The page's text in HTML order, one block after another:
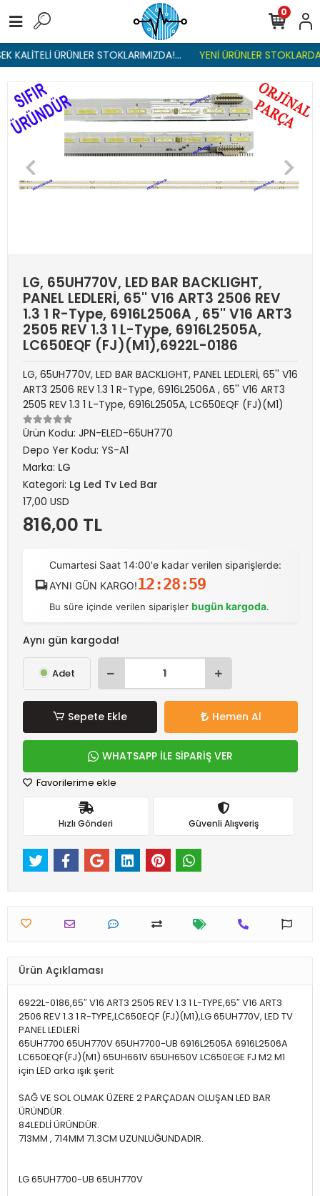
KALİTELİ ÜRÜNLER STOKLARIMIZDA!... YENİ ÜRÜNLER
0
LG, 65UH770V, LED BAR BACKLIGHT,
PANEL LEDLERİ, 65'' V16 ART3 2506 REV
1.3 1 R-Type, 6916L2506A , 65'' V16 ART3
2505 REV 1.3 1 L-Type, 6916L2505A,
LC650EQF (FJ)(M1),6922L-0186
LG, 65UH770V, LED BAR BACKLIGHT, PANEL LEDLERİ, 65'' V16
ART3 2506 REV 1.3 1 R-Type, 6916L2506A , 65'' V16 ART3
2505 REV 1.3 1 L-Type, 6916L2505A, LC650EQF (FJ)(M1)
Ürün Kodu: JPN-ELED-65UH770
Depo Yer Kodu: YS-A1
Marka: LG
Kategori: Lg Led Tv Led Bar
17,00 USD
816,00 TL
Cumartesi Saat 14:00'e kadar verilen siparişlerde:
AYNI GÜN KARGO!12:28:59
Bu süre içinde verilen siparişler bugün kargoda.
Aynı gün kargoda!
Adet
Sepete Ekle Hemen Al
WHATSAPP İLE SİPARİŞ VER
Favorilerime ekle
Hızlı Gönderi Güvenli Alışveriş
Ürün Açıklaması
6922L-0186,65″ V16 ART3 2505 REV 1.3 1 L-TYPE,65″ V16 ART3
2506 REV 1.3 1 R-TYPE,LC650EQF (FJ)(M1),LG 65UH770V, LED TV
PANEL LEDLERİ
65UH7700 65UH770V 65UH7700-UB 6916L2505A 6916L2506A
LC650EQF(FJ)(M1) 65UH661V 65UH650V LC650EGE FJ M2 M1
için LED arka ışık şerit
SAĞ VE SOL OLMAK ÜZERE 2 PARÇADAN OLUŞAN LED BAR
ÜRÜNDÜR.
84LEDLİ ÜRÜNDÜR.
713MM , 714MM 71.3CM UZUNLUĞUNDADIR.
LG 65UH7700-UB 65UH770V